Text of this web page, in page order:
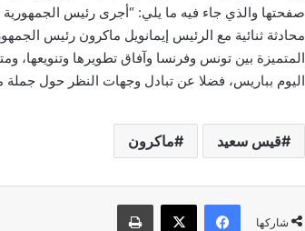
محادثة ثنائية مع الرئيس إيمانويل ماكرون رئيس
المتميزة بين تونس وفرنسا وآفاق تطويرها وتنويعها،
اليوم بباريس، فضلا عن تبادل وجهات النظر حول جملة
قيس سعيد ماكرون
شاركها
فيسبوك ‫X طباعة